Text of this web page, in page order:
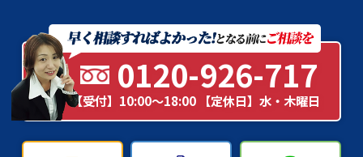
0120-926-717
【受付】10:00～18:00 【定休日】水・木曜日